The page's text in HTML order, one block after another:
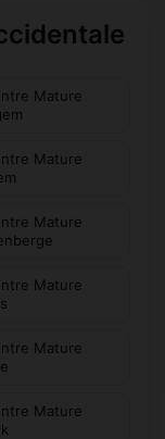
Mature
Mature
Mature
Mature
Mature
Mature